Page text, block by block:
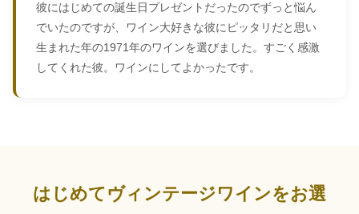
彼にはじめての誕生日プレゼントだったのでずっと悩ん
でいたのですが、ワイン大好きな彼にピッタリだと思い
生まれた年の1971年のワインを選びました。すごく感激
してくれた彼。ワインにしてよかったです。
はじめてヴィンテージワインをお選